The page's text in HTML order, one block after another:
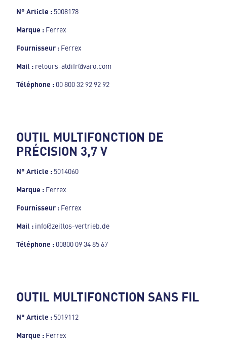
N° Article : 5008178
Marque : Ferrex
Fournisseur : Ferrex
Mail : retours-aldifr@varo.com
Téléphone : 00 800 32 92 92 92
OUTIL MULTIFONCTION DE
PRÉCISION 3,7 V
N° Article : 5014060
Marque : Ferrex
Fournisseur : Ferrex
Mail : info@zeitlos-vertrieb.de
Téléphone : 00800 09 34 85 67
OUTIL MULTIFONCTION SANS FIL
N° Article : 5019112
Marque : Ferrex